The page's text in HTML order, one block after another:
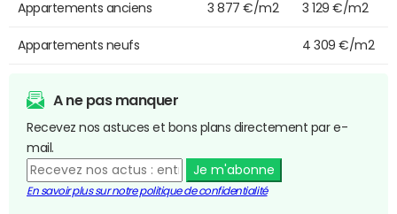
Appartements anciens 3 877 €/m2 3 129 €/m2
Appartements neufs 4 309 €/m2
A ne pas manquer
Recevez nos astuces et bons plans directement par e-
mail.
Je m'abonne
En savoir plus sur notre politique de confidentialité